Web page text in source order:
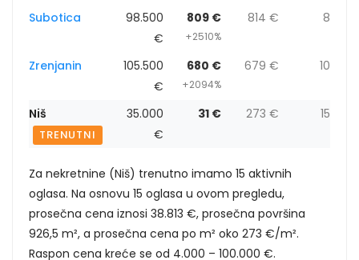
Subotica
98.500
€
809 €
+2510%
814 € 8
Zrenjanin
105.500
€
680 €
+2094%
679 € 10
Niš
TRENUTNI
35.000
€
31 € 273 € 15
Za nekretnine (Niš) trenutno imamo 15 aktivnih
oglasa. Na osnovu 15 oglasa u ovom pregledu,
prosečna cena iznosi 38.813 €, prosečna površina
926,5 m², a prosečna cena po m² oko 273 €/m².
Raspon cena kreće se od 4.000 – 100.000 €.